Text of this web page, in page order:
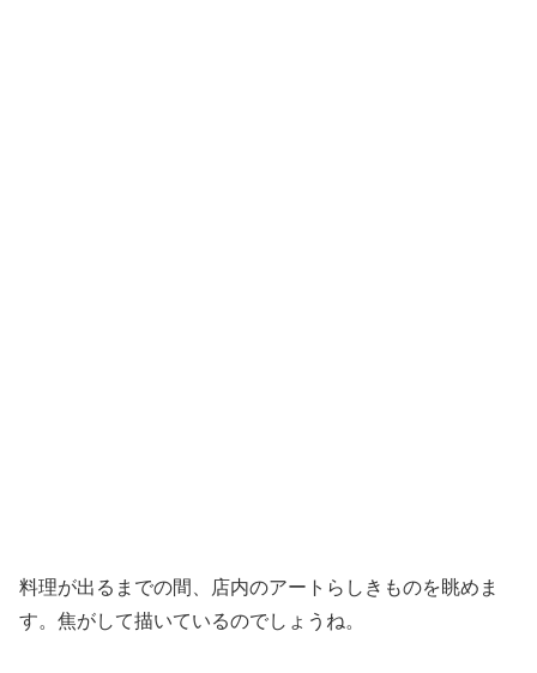
料理が出るまでの間、店内のアートらしきものを眺めま
す。焦がして描いているのでしょうね。